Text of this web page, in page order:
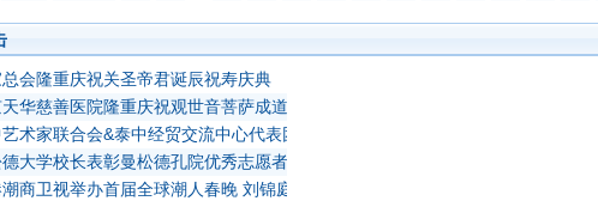
会隆重庆祝关圣帝君诞辰祝寿庆典
华慈善医院隆重庆祝观世音菩萨成道吉日延僧诵经祈福
术家联合会&泰中经贸交流中心代表团 蔡义批会长率领抵达上海崇明岛考察访问
大学校长表彰曼松德孔院优秀志愿者教师
商卫视举办首届全球潮人春晚 刘锦庭等侨领出席